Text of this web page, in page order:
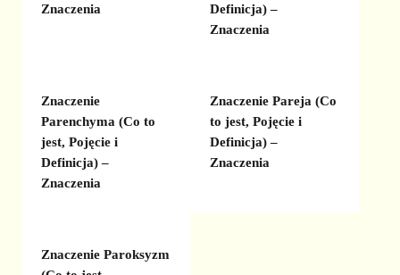
Znaczenia
Definicja) –
Znaczenia
Znaczenie
Parenchyma (Co to
jest, Pojęcie i
Definicja) –
Znaczenia
Znaczenie Pareja (Co
to jest, Pojęcie i
Definicja) –
Znaczenia
Znaczenie Paroksyzm